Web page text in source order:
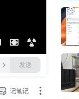
发送
记笔记